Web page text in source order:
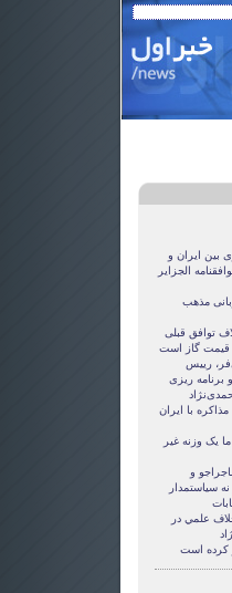
بين ايران و
الجزاير
مذهب
توافق قبلی
قیمت گاز است
رییس
برنامه ریزی
با ايران
یک وزنه غیر
و
سياستمدار
خلاف علمي در
کرده است